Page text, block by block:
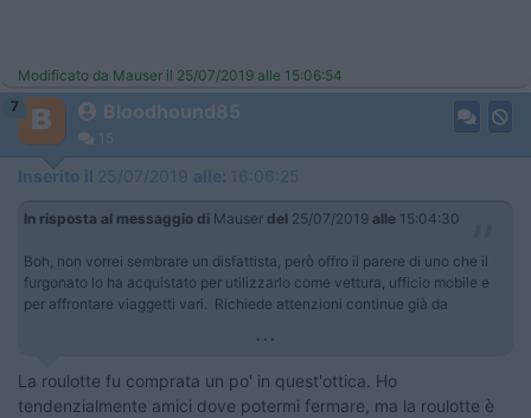
Modificato da Mauser il 25/07/2019 alle 15:06:54
7
Bloodhound85
15
Inserito il 25/07/2019 alle: 16:06:25
In risposta al messaggio di Mauser del 25/07/2019 alle 15:04:30
Boh, non vorrei sembrare un disfattista, però offro il parere di uno che il
furgonato lo ha acquistato per utilizzarlo come vettura, ufficio mobile e
per affrontare viaggetti vari. Richiede attenzioni continue già da
...
La roulotte fu comprata un po' in quest'ottica. Ho
tendenzialmente amici dove potermi fermare, ma la roulotte è